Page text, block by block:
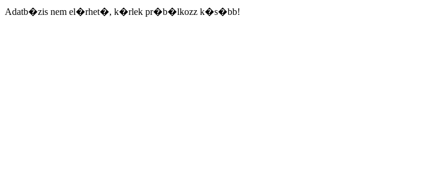
Adatb�zis nem el�rhet�, k�rlek pr�b�lkozz k�s�bb!